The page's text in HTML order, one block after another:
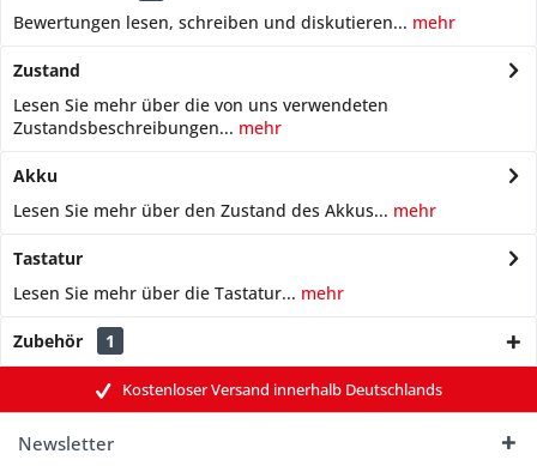
Bewertungen lesen, schreiben und diskutieren... mehr
Zustand
Lesen Sie mehr über die von uns verwendeten
Zustandsbeschreibungen... mehr
Akku
Lesen Sie mehr über den Zustand des Akkus... mehr
Tastatur
Lesen Sie mehr über die Tastatur... mehr
Zubehör 1
Kostenloser Versand innerhalb Deutschlands
Newsletter